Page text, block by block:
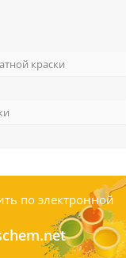
краски
по электронной